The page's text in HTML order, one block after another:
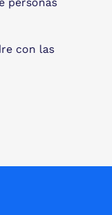
con las